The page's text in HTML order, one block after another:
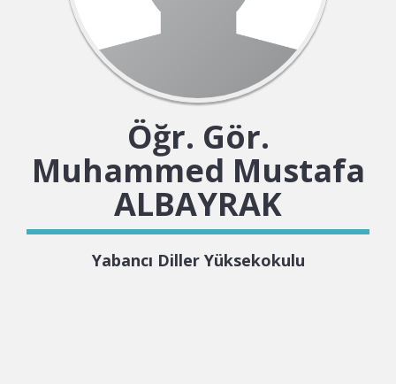
Öğr. Gör.
Muhammed Mustafa
ALBAYRAK
Yabancı Diller Yüksekokulu